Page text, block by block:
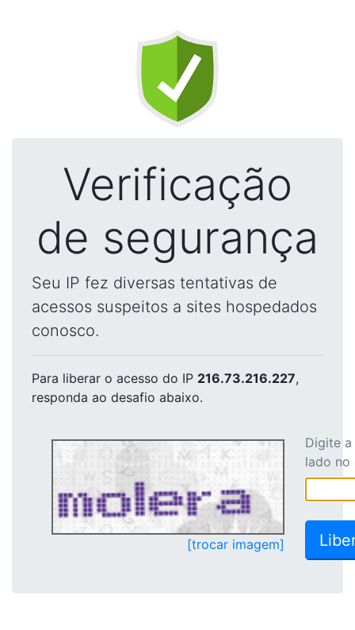
Verificação
de segurança
Seu IP fez diversas tentativas de
acessos suspeitos a sites hospedados
conosco.
Para liberar o acesso do IP 216.73.216.227,
responda ao desafio abaixo.
[trocar imagem]
Digite
lado no